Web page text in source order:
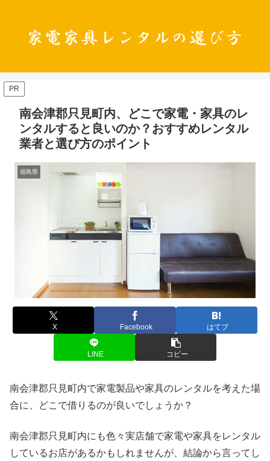
PR
南会津郡只見町内、どこで家電・家具のレ
ンタルすると良いのか？おすすめレンタル
業者と選び方のポイント
福島県
X Facebook はてブ
LINE コピー
南会津郡只見町内で家電製品や家具のレンタルを考えた場
合に、どこで借りるのが良いでしょうか？
南会津郡只見町内にも色々実店舗で家電や家具をレンタル
しているお店があるかもしれませんが、結論から言ってし